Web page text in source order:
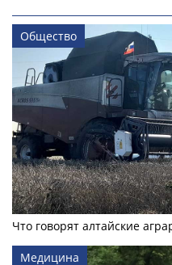
Общество
Что говорят алтайские
Медицина